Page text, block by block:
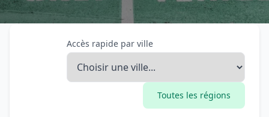
Accès rapide par ville
Toutes les régions